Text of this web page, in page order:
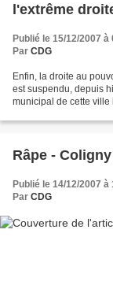
l'extrême
Publié le 15/12/2007 à
Par CDG
Enfin, la droite au
est suspendu, depuis
municipal de cette ville
Râpe -
Publié le 14/12/2007 à
Par CDG